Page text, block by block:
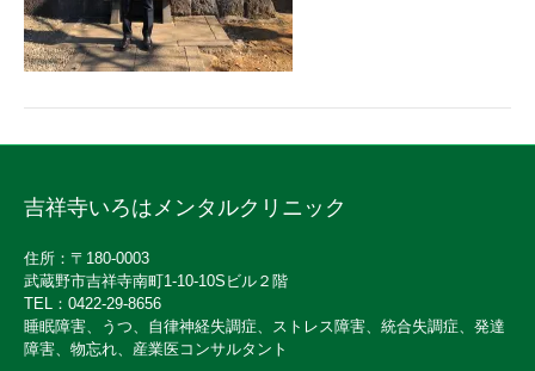
吉祥寺いろはメンタルクリニック
住所：〒180-0003
武蔵野市吉祥寺南町1-10-10Sビル２階
TEL：0422-29-8656
睡眠障害、うつ、自律神経失調症、ストレス障害、統合失調症、発達
障害、物忘れ、産業医コンサルタント